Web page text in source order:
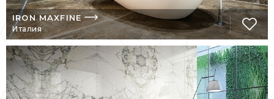
IRON MAXFINE
Италия